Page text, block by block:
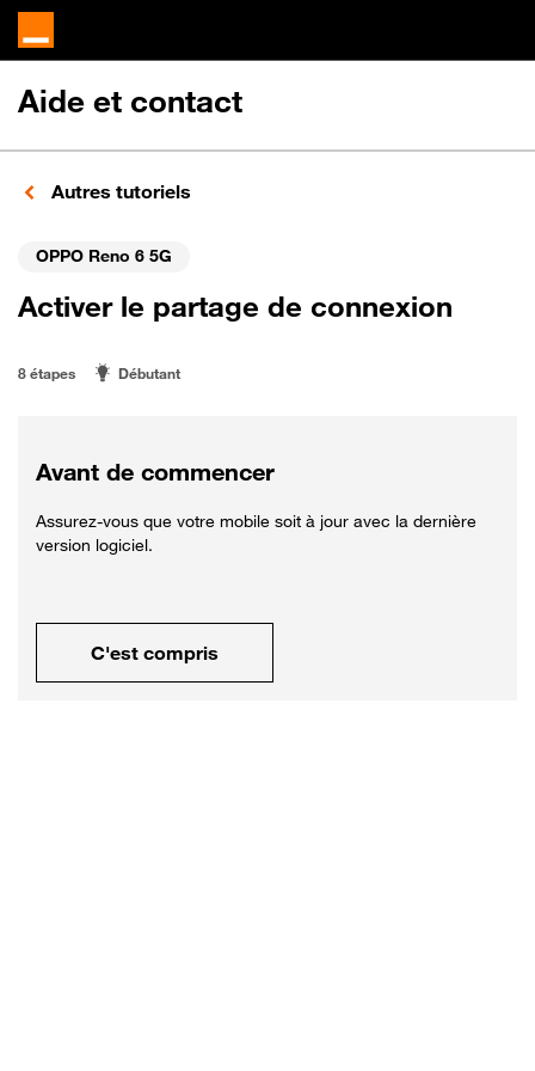
Aide et contact
Autres tutoriels
OPPO Reno 6 5G
Activer le partage de connexion
8 étapes Débutant
Avant de commencer
Assurez-vous que votre mobile soit à jour avec la dernière
version logiciel.
C'est compris